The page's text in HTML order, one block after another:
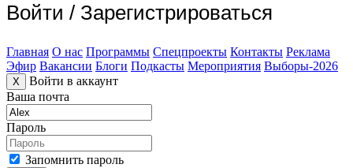
Войти / Зарегистрироваться
Главная О нас Программы Спецпроекты Контакты Реклама
Эфир Вакансии Блоги Подкасты Мероприятия Выборы-2026
X
Войти в аккаунт
Ваша почта
Пароль
Запомнить пароль